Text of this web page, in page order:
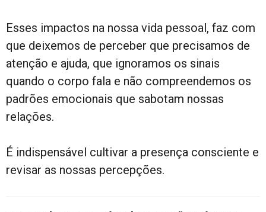
Esses impactos na nossa vida pessoal, faz com
que deixemos de perceber que precisamos de
atenção e ajuda, que ignoramos os sinais
quando o corpo fala e não compreendemos os
padrões emocionais que sabotam nossas
relações.
É indispensável cultivar a presença consciente e
revisar as nossas percepções.